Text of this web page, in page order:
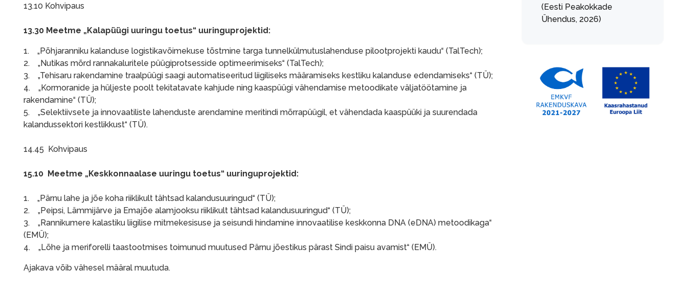
13.10 Kohvipaus
13.30 Meetme „Kalapüügi uuringu toetus“ uuringuprojektid:
1. „Põhjaranniku kalanduse logistikavõimekuse tõstmine targa tunnelkülmutuslahenduse pilootprojekti kaudu“ (TalTech);
2. „Nutikas mõrd rannakaluritele püügiprotsesside optimeerimiseks“ (TalTech);
3. „Tehisaru rakendamine traalpüügi saagi automatiseeritud liigiliseks määramiseks kestliku kalanduse edendamiseks“ (TÜ);
4. „Kormoranide ja hüljeste poolt tekitatavate kahjude ning kaaspüügi vähendamise metoodikate väljatöötamine ja
rakendamine“ (TÜ);
5. „Selektiivsete ja innovaatiliste lahenduste arendamine meritindi mõrrapüügil, et vähendada kaaspüüki ja suurendada
kalandussektori kestlikkust“ (TÜ).
14.45 Kohvipaus
15.10 Meetme „Keskkonnaalase uuringu toetus“ uuringuprojektid:
1. „Pärnu lahe ja jõe koha riiklikult tähtsad kalandusuuringud“ (TÜ);
2. „Peipsi, Lämmijärve ja Emajõe alamjooksu riiklikult tähtsad kalandusuuringud“ (TÜ);
3. „Rannikumere kalastiku liigilise mitmekesisuse ja seisundi hindamine innovaatilise keskkonna DNA (eDNA) metoodikaga“
(EMÜ);
4. „Lõhe ja meriforelli taastootmises toimunud muutused Pärnu jõestikus pärast Sindi paisu avamist“ (EMÜ).
Ajakava võib vähesel määral muutuda.
(Eesti Peakokkade
Ühendus, 2026)